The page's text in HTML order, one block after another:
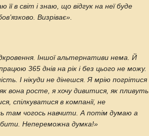
в світ і знаю, що відгук на неї буде
Визріває».
Іншої альтернативи нема. Й
365 днів на рік і без цього не можу.
І нікуди не дінешся. Я мрію погрітися
вона росте, я хочу дивитися, як пливуть
спілкуватися в компанії, не
там чогось навчити. А потім думаю а
Непереможна думка!»